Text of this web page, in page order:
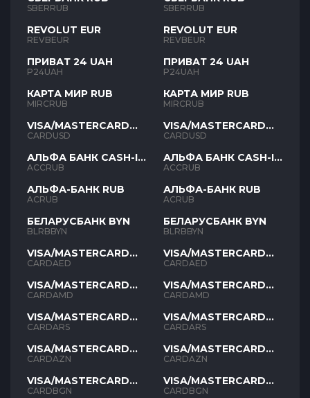
SBERRUB
REVOLUT EUR
REVBEUR
ПРИВАТ 24 UAH
P24UAH
КАРТА МИР RUB
MIRCRUB
VISA/MASTERCARD
USD
CARDUSD
АЛЬФА БАНК CASH-IN
RUB
ACCRUB
АЛЬФА-БАНК RUB
ACRUB
БЕЛАРУСБАНК BYN
BLRBBYN
VISA/MASTERCARD
AED
CARDAED
VISA/MASTERCARD
AMD
CARDAMD
VISA/MASTERCARD
ARS
CARDARS
VISA/MASTERCARD
AZN
CARDAZN
VISA/MASTERCARD
BGN
CARDBGN
SBERRUB
REVOLUT EUR
REVBEUR
ПРИВАТ 24 UAH
P24UAH
КАРТА МИР RUB
MIRCRUB
VISA/MASTERCARD
USD
CARDUSD
АЛЬФА БАНК CASH-IN
RUB
ACCRUB
АЛЬФА-БАНК RUB
ACRUB
БЕЛАРУСБАНК BYN
BLRBBYN
VISA/MASTERCARD
AED
CARDAED
VISA/MASTERCARD
AMD
CARDAMD
VISA/MASTERCARD
ARS
CARDARS
VISA/MASTERCARD
AZN
CARDAZN
VISA/MASTERCARD
BGN
CARDBGN